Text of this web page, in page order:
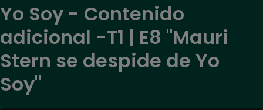
Yo Soy - Contenido
adicional -T1 | E8 "Mauri
Stern se despide de Yo
Soy"